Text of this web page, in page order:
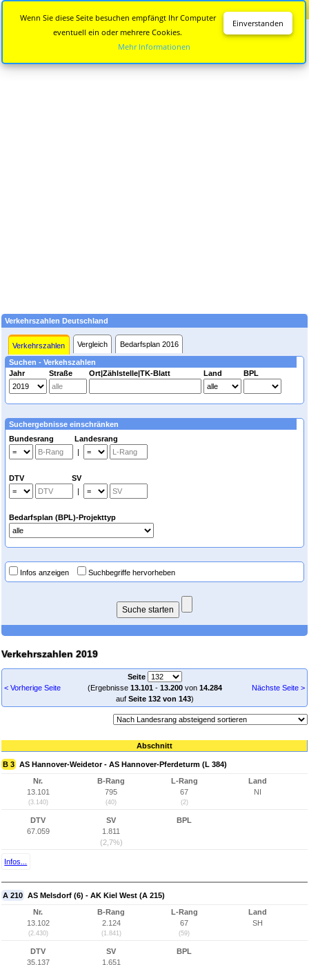
Verkehrszahlen Deutschland
Verkehrszahlen Vergleich Bedarfsplan 2016
Suchen - Verkehszahlen
Jahr
Straße Ort|Zählstelle|TK-Blatt Land BPL
Suchergebnisse einschränken
Bundesrang Landesrang
|
DTV SV
|
Bedarfsplan (BPL)-Projekttyp
Infos anzeigen Suchbegriffe hervorheben
Verkehrszahlen 2019
< Vorherige Seite
Seite
(Ergebnisse 13.101- 13.200von 14.284
auf Seite 132 von 143)
Nächste Seite >
Abschnitt
B 3 AS Hannover-Weidetor - AS Hannover-Pferdeturm (L 384)
Nr.
13.101
(3.140)
B-Rang
795
(40)
L-Rang
67
(2)
Land
NI
DTV
67.059
SV
1.811
(2,7%)
BPL
Infos...
A 210 AS Melsdorf (6) - AK Kiel West (A 215)
Nr.
13.102
(2.430)
B-Rang
2.124
(1.841)
L-Rang
67
(59)
Land
SH
DTV
35.137
SV
1.651
BPL
Einverstanden
Wenn Sie diese Seite besuchen empfängt Ihr Computer
eventuell ein oder mehrere Cookies.
Mehr Informationen